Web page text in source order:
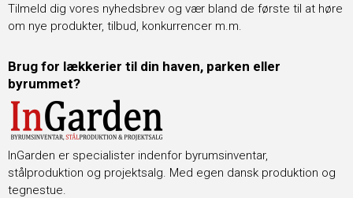
Tilmeld dig vores nyhedsbrev og vær bland de første til at høre
om nye produkter, tilbud, konkurrencer m.m.
Brug for lækkerier til din haven, parken eller
byrummet?
InGarden er specialister indenfor byrumsinventar,
stålproduktion og projektsalg. Med egen dansk produktion og
tegnestue.